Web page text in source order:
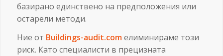
базирано единствено на предположения или
остарели методи.
Ние от Buildings-audit.comелиминираме този
риск. Като специалисти в прецизната